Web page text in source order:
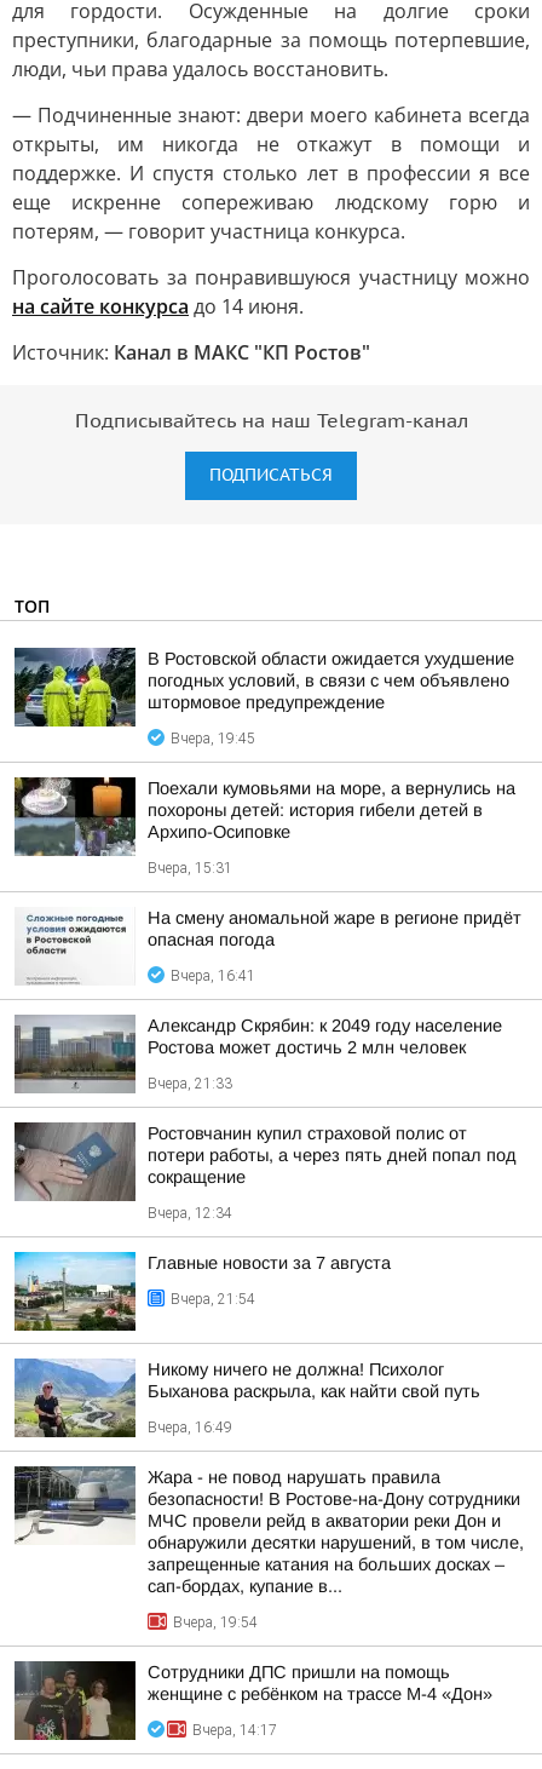
для гордости. Осужденные на долгие сроки
преступники, благодарные за помощь потерпевшие,
люди, чьи права удалось восстановить.
— Подчиненные знают: двери моего кабинета всегда
открыты, им никогда не откажут в помощи и
поддержке. И спустя столько лет в профессии я все
еще искренне сопереживаю людскому горю и
потерям, — говорит участница конкурса.
Проголосовать за понравившуюся участницу можно
на сайте конкурса до 14 июня.
Источник: Канал в МАКС "КП Ростов"
Подписывайтесь на наш Telegram-канал
ПОДПИСАТЬСЯ
ТОП
В Ростовской области ожидается ухудшение
погодных условий, в связи с чем объявлено
штормовое предупреждение
Вчера, 19:45
Поехали кумовьями на море, а вернулись на
похороны детей: история гибели детей в
Архипо-Осиповке
Вчера, 15:31
На смену аномальной жаре в регионе придёт
опасная погода
Вчера, 16:41
Александр Скрябин: к 2049 году население
Ростова может достичь 2 млн человек
Вчера, 21:33
Ростовчанин купил страховой полис от
потери работы, а через пять дней попал под
сокращение
Вчера, 12:34
Главные новости за 7 августа
Вчера, 21:54
Никому ничего не должна! Психолог
Быханова раскрыла, как найти свой путь
Вчера, 16:49
Жара - не повод нарушать правила
безопасности! В Ростове-на-Дону сотрудники
МЧС провели рейд в акватории реки Дон и
обнаружили десятки нарушений, в том числе,
запрещенные катания на больших досках –
сап-бордах, купание в...
Вчера, 19:54
Сотрудники ДПС пришли на помощь
женщине с ребёнком на трассе М-4 «Дон»
Вчера, 14:17